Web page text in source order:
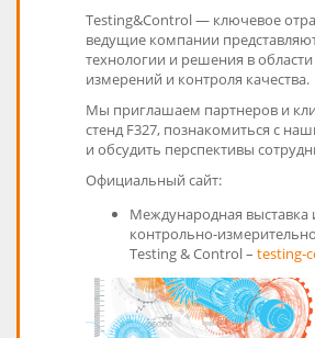
Testing&Control — ключевое
ведущие компании
технологии и решения в
измерений и контроля качества.
Мы приглашаем партнеров и
стенд F327, познакомиться с
и обсудить перспективы
Официальный сайт:
Международная выставка
контрольно-
Testing & Control – testing-